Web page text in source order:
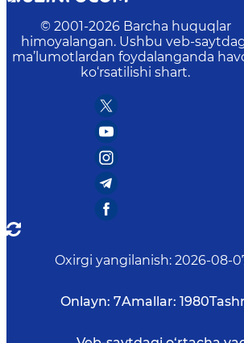
© 2001-2026 Barcha huquqlar
himoyalangan. Ushbu veb-
ma’lumotlardan foydalanganda
ko‘rsatilishi shart.
Oxirgi yangilanish: 2026-08-
Onlayn: 7Amallar: 1980